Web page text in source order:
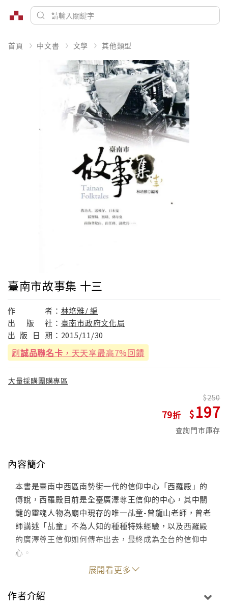
首頁 中文書 文學 其他類型
臺南市故事集 十三
作 者： 林培雅/ 編
出
版 社： 臺南市政府文化局
出 版 日 期： 2015/11/30
刷誠品聯名卡 ，天天享最高7%回饋
大量採購團購專區
79
250
197
查詢門市庫存
內容簡介
本書是臺南中西區南勢街一代的信仰中心「西羅殿」的
傳說，西羅殿目前是全臺廣澤尊王信仰的中心，其中關
鍵的靈魂人物為廟中現存的唯一乩童-曾龍山老師，曾老
師講述「乩童」不為人知的種種特殊經驗，以及西羅殿
的廣澤尊王信仰如何傳布出去，最終成為全台的信仰中
心。
展開看更多
作者介紹